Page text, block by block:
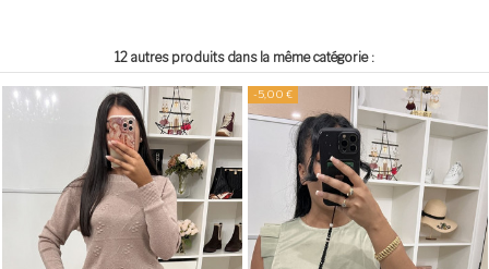
12 autres produits dans la même catégorie :
-5,00 €